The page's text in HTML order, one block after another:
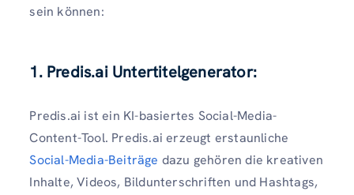
sein können:
1. Predis.ai Untertitelgenerator:
Predis.ai ist ein KI-basiertes Social-Media-
Content-Tool. Predis.ai erzeugt erstaunliche
Social-Media-Beiträge dazu gehören die kreativen
Inhalte, Videos, Bildunterschriften und Hashtags,